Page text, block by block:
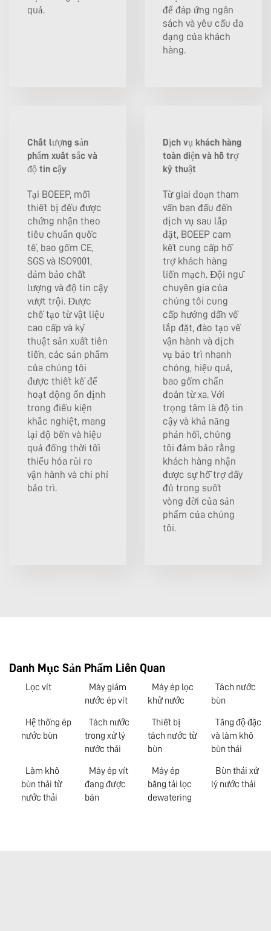
quả.
để đáp ứng ngân
sách và yêu cầu đa
dạng của khách
hàng.
Chất lượng sản
phẩm xuất sắc và
độ tin cậy
Tại BOEEP, mỗi
thiết bị đều được
chứng nhận theo
tiêu chuẩn quốc
tế, bao gồm CE,
SGS và ISO9001,
đảm bảo chất
lượng và độ tin cậy
vượt trội. Được
chế tạo từ vật liệu
cao cấp và kỹ
thuật sản xuất tiên
tiến, các sản phẩm
của chúng tôi
được thiết kế để
hoạt động ổn định
trong điều kiện
khắc nghiệt, mang
lại độ bền và hiệu
quả đồng thời tối
thiểu hóa rủi ro
vận hành và chi phí
bảo trì.
Dịch vụ khách hàng
toàn diện và hỗ trợ
kỹ thuật
Từ giai đoạn tham
vấn ban đầu đến
dịch vụ sau lắp
đặt, BOEEP cam
kết cung cấp hỗ
trợ khách hàng
liền mạch. Đội ngũ
chuyên gia của
chúng tôi cung
cấp hướng dẫn về
lắp đặt, đào tạo về
vận hành và dịch
vụ bảo trì nhanh
chóng, hiệu quả,
bao gồm chẩn
đoán từ xa. Với
trọng tâm là độ tin
cậy và khả năng
phản hồi, chúng
tôi đảm bảo rằng
khách hàng nhận
được sự hỗ trợ đầy
đủ trong suốt
vòng đời của sản
phẩm của chúng
tôi.
Danh Mục Sản Phẩm Liên Quan
Lọc vít
Máy giảm
nước ép vít
Máy ép lọc
khử nước
Tách nước
bùn
Hệ thống ép
nước bùn
Tách nước
trong xử lý
nước thải
Thiết bị
tách nước từ
bùn
Tăng độ đặc
và làm khô
bùn thải
Làm khô
bùn thải từ
nước thải
Máy ép vít
đang được
bán
Máy ép
băng tải lọc
dewatering
Bùn thải xử
lý nước thải